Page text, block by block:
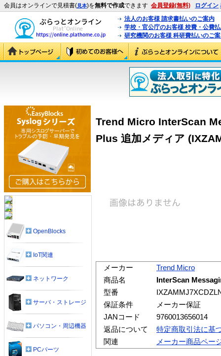
会員はオンラインで見積書(見本)を無料で作成できます 会員登録(無料) ログイン
法人のお客様 請求書払いのご案内
学校・官公庁のお客様 校費・公費
研究機関のお客様 科研費払いのご
Trend Micro InterScan
Plus 追加メディア
メーカー
Trend Micro
商品名
InterScan
型番
保証条件
メーカー保証
JANコード
9760013656014
返品について
特定商取引法に基
関連
メーカー商品ペー
OpenBlocks
IoT関連
ネットワーク
サーバ・ストレージ
パソコン・周辺機器
PCパーツ